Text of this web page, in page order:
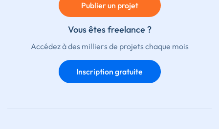
Publier un projet
Vous êtes freelance ?
Accédez à des milliers de projets chaque mois
Inscription gratuite